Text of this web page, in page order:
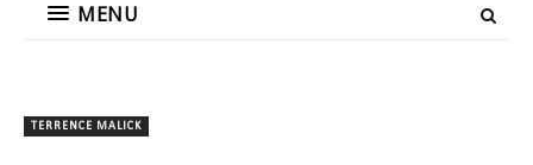
MENU
TERRENCE MALICK